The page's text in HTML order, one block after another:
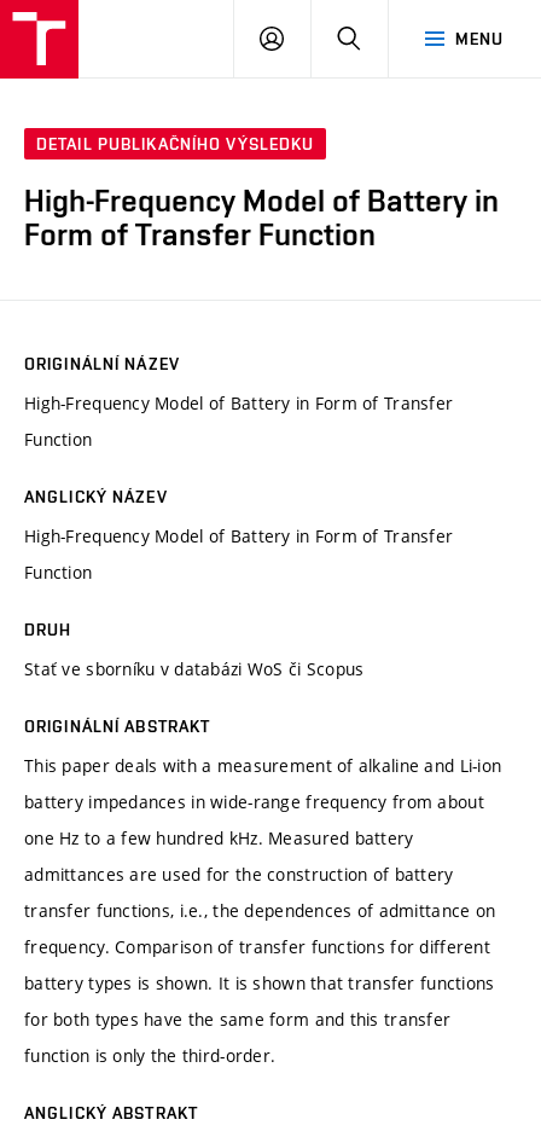
MENU
PŘIHLÁSIT
DETAIL PUBLIKAČNÍHO VÝSLEDKU
High-Frequency Model of Battery in
Form of Transfer Function
ORIGINÁLNÍ NÁZEV
High-Frequency Model of Battery in Form of Transfer
Function
ANGLICKÝ NÁZEV
High-Frequency Model of Battery in Form of Transfer
Function
DRUH
Stať ve sborníku v databázi WoS či Scopus
ORIGINÁLNÍ ABSTRAKT
This paper deals with a measurement of alkaline and Li-ion
battery impedances in wide-range frequency from about
one Hz to a few hundred kHz. Measured battery
admittances are used for the construction of battery
transfer functions, i.e., the dependences of admittance on
frequency. Comparison of transfer functions for different
battery types is shown. It is shown that transfer functions
for both types have the same form and this transfer
function is only the third-order.
ANGLICKÝ ABSTRAKT